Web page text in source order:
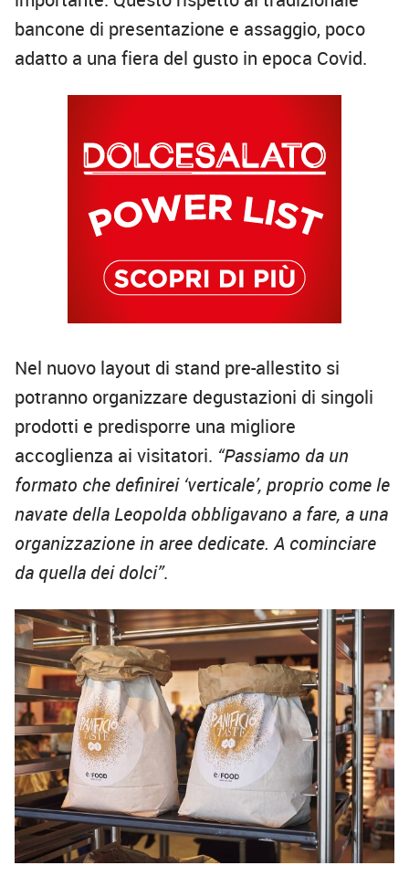
bancone di presentazione e assaggio, poco
adatto a una fiera del gusto in epoca Covid.
Nel nuovo layout di stand pre-allestito si
potranno organizzare degustazioni di singoli
prodotti e predisporre una migliore
accoglienza ai visitatori. “Passiamo da un
formato che definirei ‘verticale’, proprio come le
navate della Leopolda obbligavano a fare, a una
organizzazione in aree dedicate. A cominciare
da quella dei dolci”.